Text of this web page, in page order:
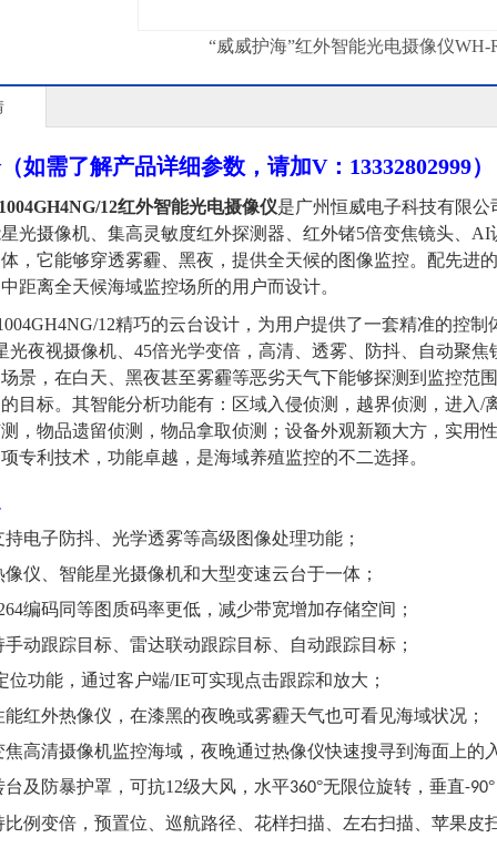
“威威护海”红外智能光电摄像仪WH-
如需了解产品详细参数，请加V：13332802999）
12红外智能光电摄像仪是广州恒威电子科技有限
光摄像机 集高灵敏度红外探测器、 红外锗5倍变焦镜头 AI
， 它能够穿透雾霾、黑夜，提供全天候的图像监控。配先进
距离全天候海域监控场所的用户而设计。
12精巧的云台设计，为用户提供了一套精准的控制
光夜视摄像机、 45倍光学变倍 ， 高清 、透雾、 防抖、自动聚焦
景，在白天、 黑夜甚至雾霾等恶劣天气下能够探测到 监控范
目标。其智能分析功能有：区域入侵侦测，越界侦测，进入/
，物品遗留侦测，物品拿取侦测；设备外观新颖大方，实用
专利技术，功能卓越，是海域养殖监控的不二选择。
持电子防抖、 光学透雾等高级图像处理功能 ；
像仪、智能星光摄像机和大型变速云台于一体；
编码同等图质码率更低，减少带宽增加存储空间 ；
动跟踪目标、雷达联动跟踪目标、自动跟踪目标；
位功能，通过客户端/IE可实现点击跟踪和放大；
能红外热像仪 ，在漆黑的夜晚或雾霾天气也可看见海域状况 ；
焦高清摄像机监控海域，夜晚通过热像仪快速搜寻到海面上的
台及防暴护罩，可抗12级大风， 水平360°无限位旋转，垂直-90
比例变倍，预置位、巡航路径、花样扫描、左右扫描、苹果皮